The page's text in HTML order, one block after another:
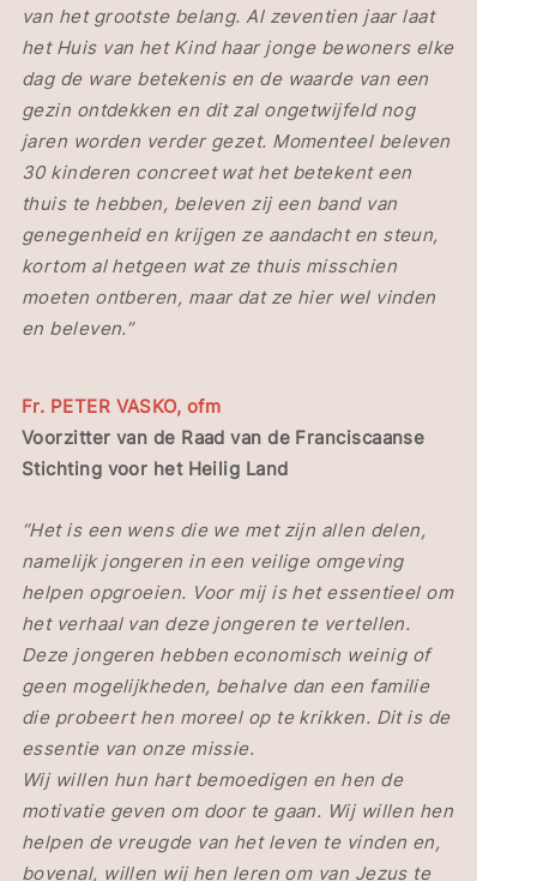
van het grootste belang. Al zeventien jaar laat
het Huis van het Kind haar jonge bewoners elke
dag de ware betekenis en de waarde van een
gezin ontdekken en dit zal ongetwijfeld nog
jaren worden verder gezet. Momenteel beleven
30 kinderen concreet wat het betekent een
thuis te hebben, beleven zij een band van
genegenheid en krijgen ze aandacht en steun,
kortom al hetgeen wat ze thuis misschien
moeten ontberen, maar dat ze hier wel vinden
en beleven.”
Fr. PETER VASKO, ofm
Voorzitter van de Raad van de Franciscaanse
Stichting voor het Heilig Land
“Het is een wens die we met zijn allen delen,
namelijk jongeren in een veilige omgeving
helpen opgroeien. Voor mij is het essentieel om
het verhaal van deze jongeren te vertellen.
Deze jongeren hebben economisch weinig of
geen mogelijkheden, behalve dan een familie
die probeert hen moreel op te krikken. Dit is de
essentie van onze missie.
Wij willen hun hart bemoedigen en hen de
motivatie geven om door te gaan. Wij willen hen
helpen de vreugde van het leven te vinden en,
bovenal, willen wij hen leren om van Jezus te